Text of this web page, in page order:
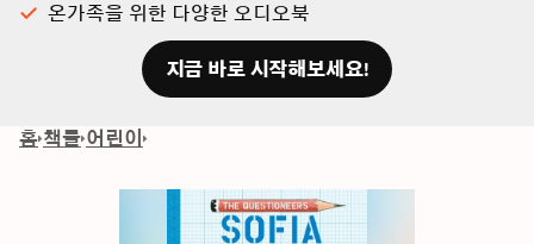
온가족을 위한 다양한 오디오북
지금 바로 시작해보세요!
홈 책들 어린이